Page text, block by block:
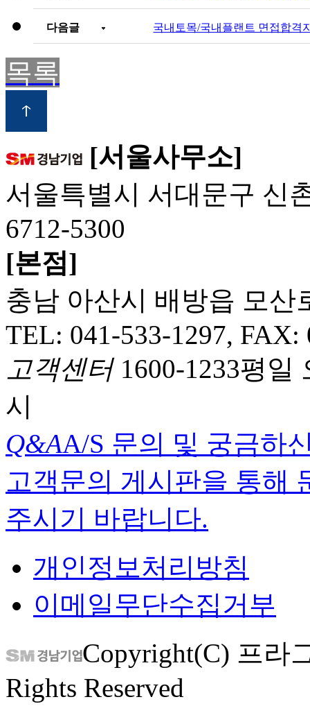
다음글 국내토목/국내플랜트 면접합격
목록
[서울사무소]
서울특별시 서대문구 신
6712-5300
[본점]
충남 아산시 배방읍 모산
TEL: 041-533-1297, FAX:
고객센터 1600-1233평일
시
Q&AA/S 문의 및 궁금하
고객문의 게시판을 통해
주시기 바랍니다.
개인정보처리방침
이메일무단수집거부
Copyright(C) 프라
Rights Reserved